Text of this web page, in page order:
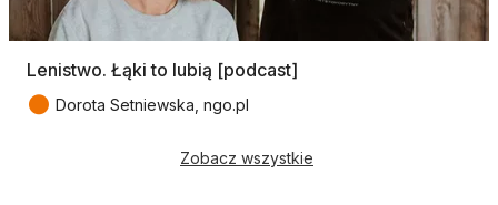
Lenistwo. Łąki to lubią [podcast]
● Dorota Setniewska, ngo.pl
Zobacz wszystkie